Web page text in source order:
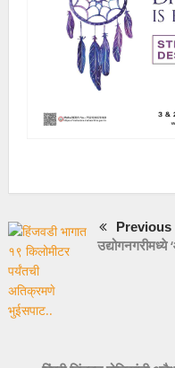
Previous
उद्योगनगरीमध्ये